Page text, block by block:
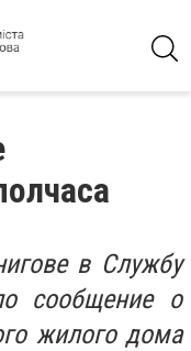
в Службу
сообщение о
жилого дома